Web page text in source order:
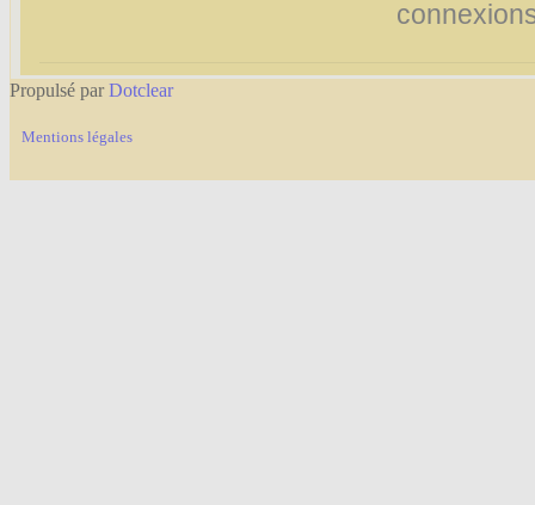
Propulsé parDotclear
Mentions légales